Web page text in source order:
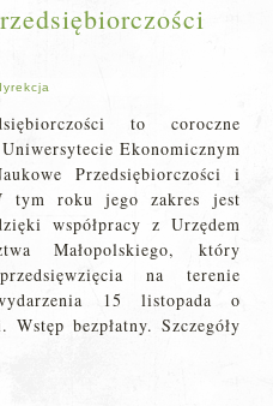
to coroczne
Ekonomicznym
Przedsiębiorczości i
roku jego zakres jest
współpracy z Urzędem
Małopolskiego, który
na terenie
15 listopada o
bezpłatny. Szczegóły